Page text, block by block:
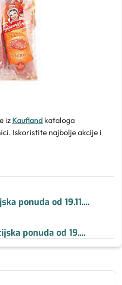
iz Kaufland kataloga
Iskoristite najbolje akcije i
ponuda od 19.11....
ponuda od 19....